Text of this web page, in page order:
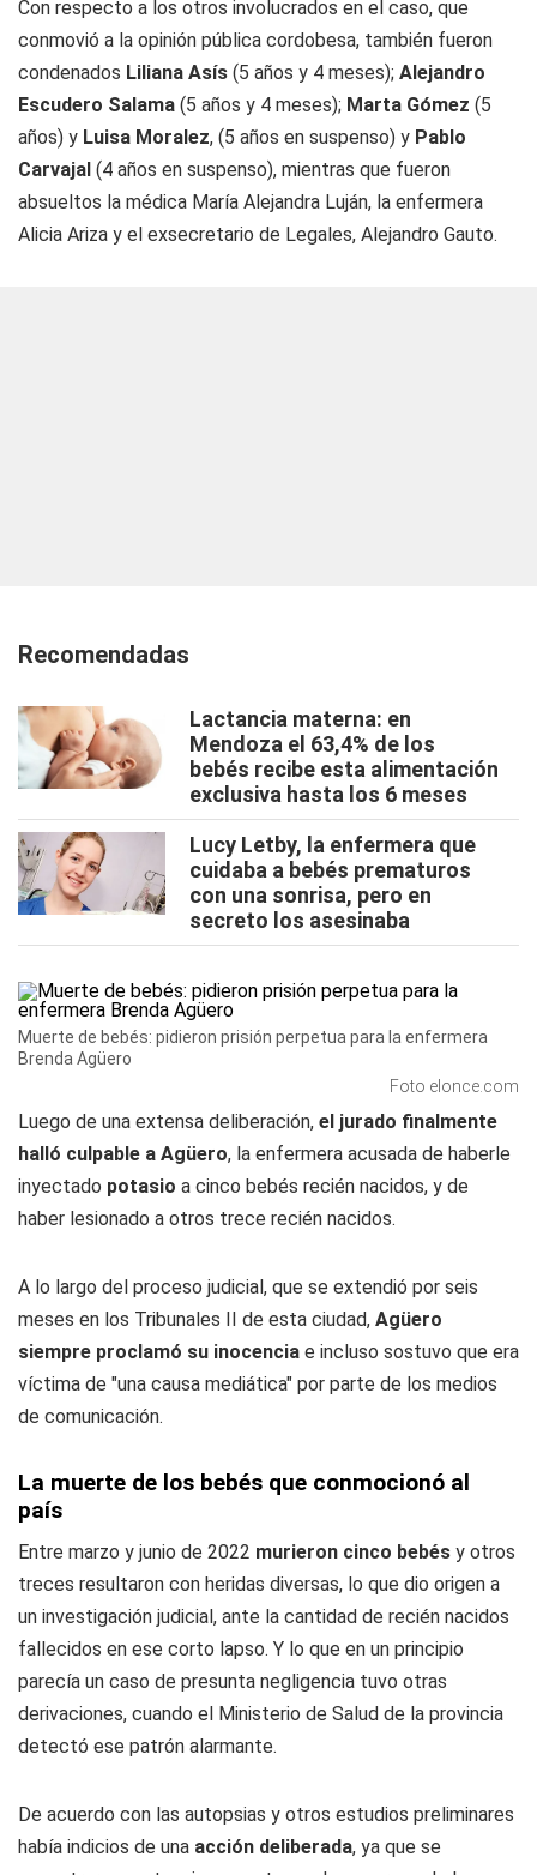
Con respecto a los otros involucrados en el caso, que
conmovió a la opinión pública cordobesa, también fueron
condenados Liliana Asís (5 años y 4 meses); Alejandro
Escudero Salama (5 años y 4 meses); Marta Gómez (5
años) y Luisa Moralez, (5 años en suspenso) y Pablo
Carvajal (4 años en suspenso), mientras que fueron
absueltos la médica María Alejandra Luján, la enfermera
Alicia Ariza y el exsecretario de Legales, Alejandro Gauto.
Recomendadas
Lactancia materna: en
Mendoza el 63,4% de los
bebés recibe esta alimentación
exclusiva hasta los 6 meses
Lucy Letby, la enfermera que
cuidaba a bebés prematuros
con una sonrisa, pero en
secreto los asesinaba
Muerte de bebés: pidieron prisión perpetua para la enfermera
Brenda Agüero
Foto elonce.com
Luego de una extensa deliberación, el jurado finalmente
halló culpable a Agüero, la enfermera acusada de haberle
inyectado potasio a cinco bebés recién nacidos, y de
haber lesionado a otros trece recién nacidos.
A lo largo del proceso judicial, que se extendió por seis
meses en los Tribunales II de esta ciudad, Agüero
siempre proclamó su inocencia e incluso sostuvo que era
víctima de "una causa mediática" por parte de los medios
de comunicación.
La muerte de los bebés que conmocionó al
país
Entre marzo y junio de 2022 murieron cinco bebés y otros
treces resultaron con heridas diversas, lo que dio origen a
un investigación judicial, ante la cantidad de recién nacidos
fallecidos en ese corto lapso. Y lo que en un principio
parecía un caso de presunta negligencia tuvo otras
derivaciones, cuando el Ministerio de Salud de la provincia
detectó ese patrón alarmante.
De acuerdo con las autopsias y otros estudios preliminares
había indicios de una acción deliberada, ya que se